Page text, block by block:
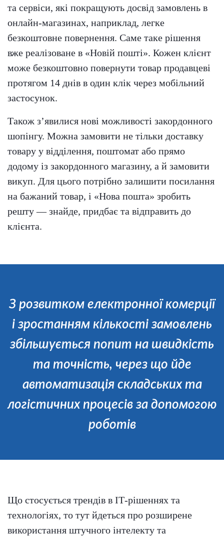
та сервіси, які покращують досвід замовлень в
онлайн-магазинах, наприклад, легке
безкоштовне повернення. Саме таке рішення
вже реалізоване в «Новій пошті». Кожен клієнт
може безкоштовно повернути товар продавцеві
протягом 14 днів в один клік через мобільний
застосунок.
Також з’явилися нові можливості закордонного
шопінгу. Можна замовити не тільки доставку
товару у відділення, поштомат або прямо
додому із закордонного магазину, а й замовити
викуп. Для цього потрібно залишити посилання
на бажаний товар, і «Нова пошта» зробить
решту — знайде, придбає та відправить до
клієнта.
З розвитком електронної комерції
і зростанням кількості замовлень
збільшується попит на швидкість
та точність, через що йде
автоматизація складських та
логістичних процесів за допомогою
роботів
Що стосується трендів в ІТ-рішеннях та
технологіях, то тут йдеться про розширене
використання штучного інтелекту та